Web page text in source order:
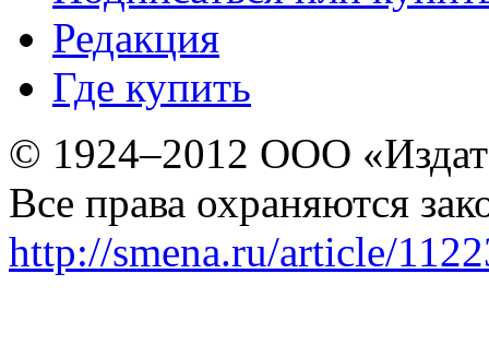
Редакция
Где купить
© 1924–2012 ООО
Все права охраняются
http://smena.ru/article/